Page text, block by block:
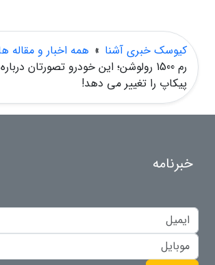
کیوسک خبری آشنا » همه اخبار و مقاله
رم 1500 رولوشن؛ این خودرو تصورتان
پیکاپ را تغییر می دهد!
خبرنامه